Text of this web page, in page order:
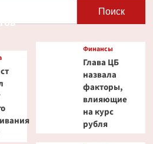
Финансы
Глава ЦБ
назвала
факторы,
влияющие
на курс
рубля